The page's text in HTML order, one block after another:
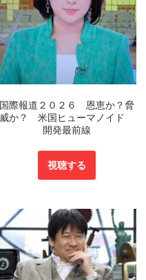
国際報道２０２６ 恩恵か？脅
威か？ 米国ヒューマノイド
開発最前線
視聴する